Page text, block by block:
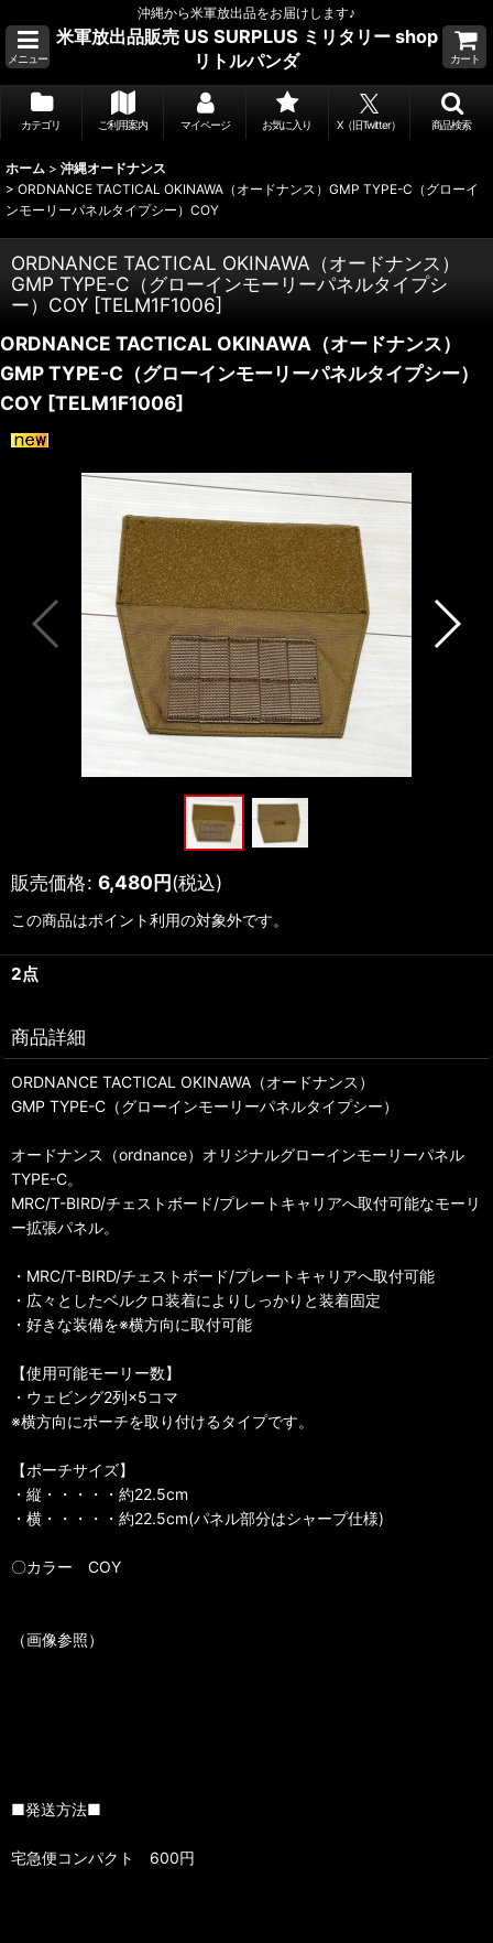
沖縄から米軍放出品をお届けします♪
メニュー
米軍放出品販売 US SURPLUS ミリタリー shop
リトルパンダ
カート
カテゴリ ご利用案内 マイページ お気に入り X（旧Twitter） 商品検索
ホーム > 沖縄オードナンス
> ORDNANCE TACTICAL OKINAWA（オードナンス）GMP TYPE-C（グローイ
ンモーリーパネルタイプシー）COY
ORDNANCE TACTICAL OKINAWA（オードナンス）
GMP TYPE-C（グローインモーリーパネルタイプシ
ー）COY [TELM1F1006]
ORDNANCE TACTICAL OKINAWA（オードナンス）
GMP TYPE-C（グローインモーリーパネルタイプシー）
COY [TELM1F1006]
販売価格: 6,480円(税込)
この商品はポイント利用の対象外です。
2点
商品詳細
ORDNANCE TACTICAL OKINAWA（オードナンス）
GMP TYPE-C（グローインモーリーパネルタイプシー）
オードナンス（ordnance）オリジナルグローインモーリーパネル
TYPE-C。
MRC/T-BIRD/チェストボード/プレートキャリアへ取付可能なモーリ
ー拡張パネル。
・MRC/T-BIRD/チェストボード/プレートキャリアへ取付可能
・広々としたベルクロ装着によりしっかりと装着固定
・好きな装備を※横方向に取付可能
【使用可能モーリー数】
・ウェビング2列×5コマ
※横方向にポーチを取り付けるタイプです。
【ポーチサイズ】
・縦・・・・・約22.5cm
・横・・・・・約22.5cm(パネル部分はシャープ仕様)
〇カラー COY
（画像参照）
■発送方法■
宅急便コンパクト 600円